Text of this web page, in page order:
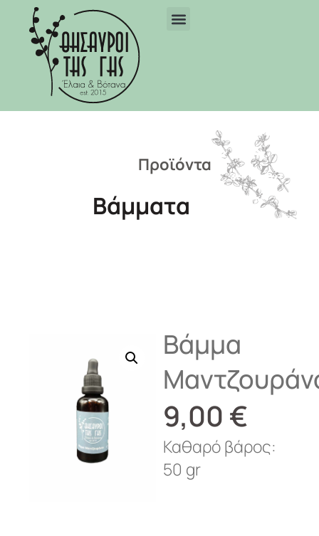
Προϊόντα
Βάμματα
Βάμμα
9,00 €
Καθαρό βάρος:
50 gr